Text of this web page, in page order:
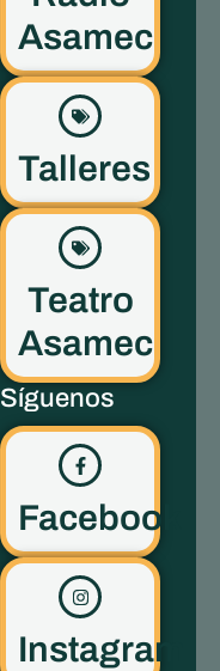
Asamec
Talleres
Teatro
Asamec
Síguenos
Facebook
Instagram